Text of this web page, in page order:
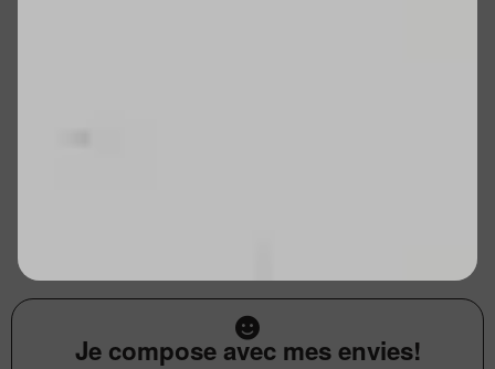
Je compose avec mes envies!